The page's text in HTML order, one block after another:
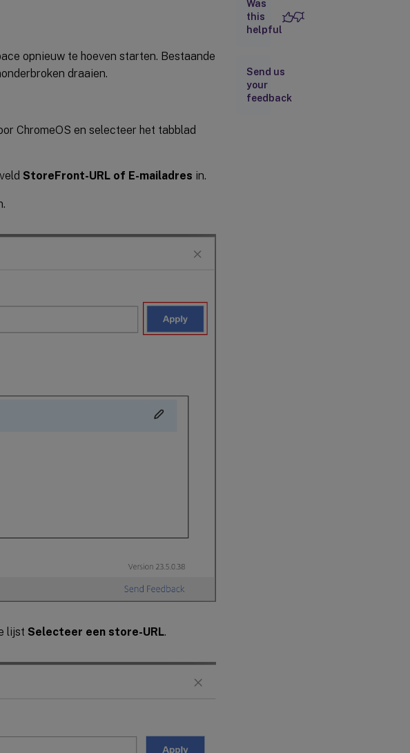
opnieuw te hoeven starten. Bestaande
draaien.
ChromeOS en selecteer het tabblad
StoreFront-URL of E-mailadres in.
lijst Selecteer een store-URL.
Store
Detectie
van
stores
Was
this
helpful
Send us
your
feedback